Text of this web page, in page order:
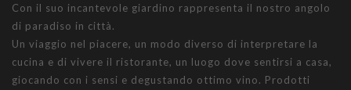
Con il suo incantevole giardino rappresenta il nostro angolo
di paradiso in città.
Un viaggio nel piacere, un modo diverso di interpretare la
cucina e di vivere il ristorante, un luogo dove sentirsi a casa,
giocando con i sensi e degustando ottimo vino. Prodotti